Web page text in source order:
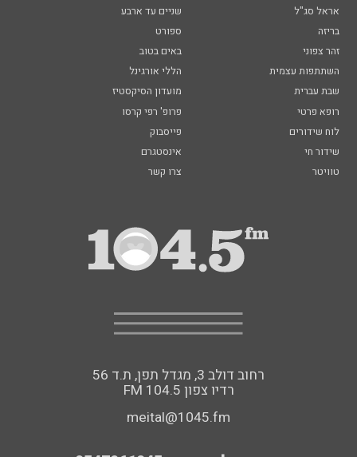
אראל סג"ל
שניים עד ארבע
בריזה
ספורט
זהר צפוני
באים בטוב
השתתפות עצמית
הללי אורגינל
שבת עברית
מועדון הסיקסטיז
רופא פרטי
פרופ' רפי קרסו
לוח שידורים
פייסבוק
שידור חי
אינסטגרם
טוויטר
צרו קשר
רחוב דולב 3, מגדל תפן, ת.ד 56
FM רדיו צפון 104.5
meital@1045.fm